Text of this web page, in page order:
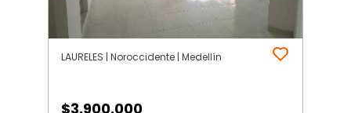
LAURELES | Noroccidente | Medellín
$3.900.000